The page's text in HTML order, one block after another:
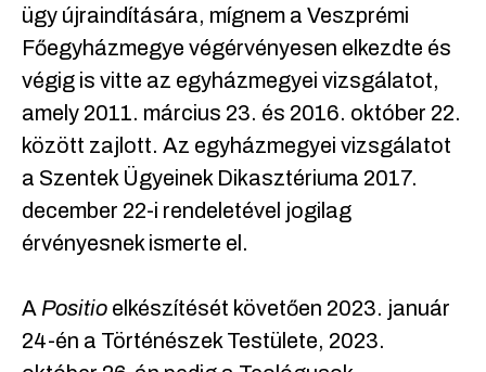
ügy újraindítására, mígnem a Veszprémi
Főegyházmegye végérvényesen elkezdte és
végig is vitte az egyházmegyei vizsgálatot,
amely 2011. március 23. és 2016. október 22.
között zajlott. Az egyházmegyei vizsgálatot
a Szentek Ügyeinek Dikasztériuma 2017.
december 22-i rendeletével jogilag
érvényesnek ismerte el.
APositio elkészítését követően 2023. január
24-én a Történészek Testülete, 2023.